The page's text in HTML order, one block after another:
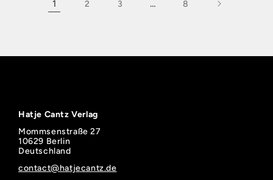
1 2 3 … 8
Hatje Cantz Verlag
Mommsenstraße 27
10629 Berlin
Deutschland
contact@hatjecantz.de